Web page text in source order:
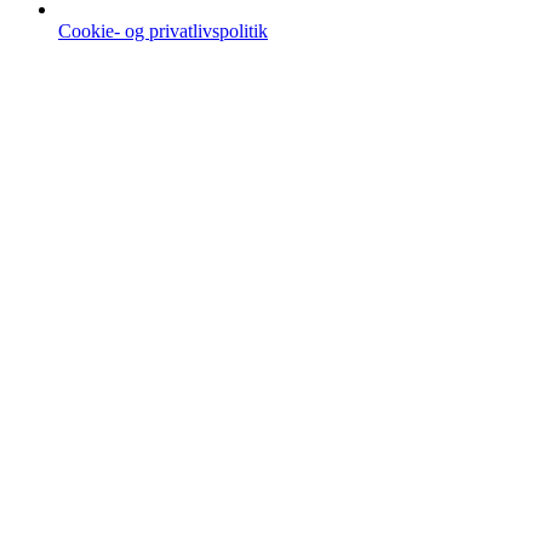
Cookie- og privatlivspolitik